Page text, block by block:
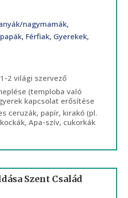
nagymamák,
, Férfiak, Gyerekek,
2 világi szervező
(temploba való
kapcsolat erősítése
ceruzák, papír, kirakó (pl.
Apa-szív, cukorkák
Szent Család